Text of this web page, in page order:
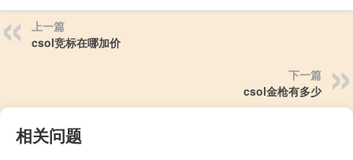
上一篇
csol竞标在哪加价
下一篇
csol金枪有多少
相关问题